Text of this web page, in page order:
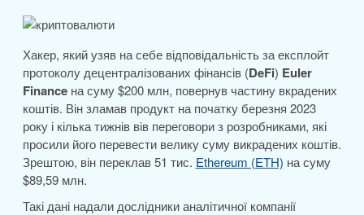
Хакер, який узяв на себе відповідальність за експлойт
протоколу децентралізованих фінансів (DeFi) Euler
Financeна суму $200 млн, повернув частину вкрадених
коштів. Він зламав продукт на початку березня 2023
року і кілька тижнів вів переговори з розробниками, які
просили його перевести велику суму викрадених коштів.
Зрештою, він переклав 51 тис. Ethereum (ETH) на суму
$89,59 млн.
Такі дані надали дослідники аналітичної компанії